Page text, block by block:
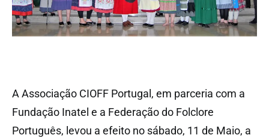
A Associação CIOFF Portugal, em parceria com a
Fundação Inatel e a Federação do Folclore
Português, levou a efeito no sábado, 11 de Maio, a